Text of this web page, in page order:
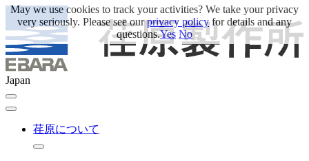
Japan
荏原について
May we use cookies to track your activities? We take your privacy
very seriously. Please see ourprivacy policyfor details and any
questions.Yes No